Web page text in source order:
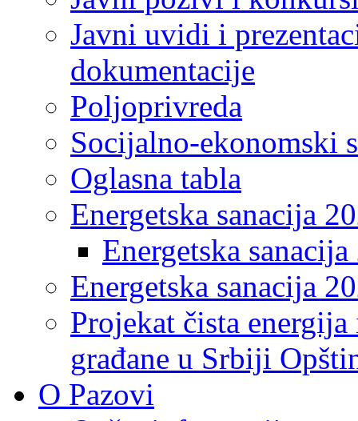
Javni uvidi i
dokumentacije
Poljoprivreda
Socijalno-ekonomski
Oglasna tabla
Energetska sanacija
Energetska
Energetska sanacija
Projekat čista
građane u Srbiji
O Pazovi